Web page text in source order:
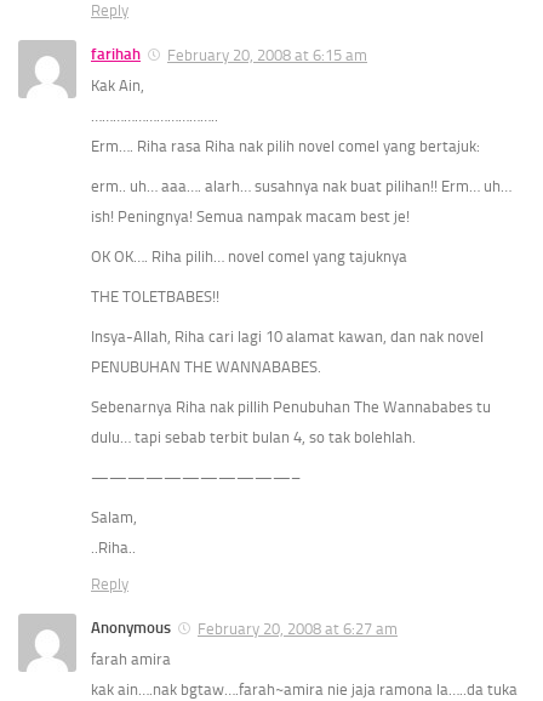
Reply
farihah
February 20, 2008 at 6:15 am
Kak Ain,
……………………………..
Erm…. Riha rasa Riha nak pilih novel comel yang bertajuk:
erm.. uh… aaa…. alarh… susahnya nak buat pilihan!! Erm… uh…
ish! Peningnya! Semua nampak macam best je!
OK OK…. Riha pilih… novel comel yang tajuknya
THE TOLETBABES!!
Insya-Allah, Riha cari lagi 10 alamat kawan, dan nak novel
PENUBUHAN THE WANNABABES.
Sebenarnya Riha nak pillih Penubuhan The Wannababes tu
dulu… tapi sebab terbit bulan 4, so tak bolehlah.
———————————–
Salam,
..Riha..
Reply
Anonymous
February 20, 2008 at 6:27 am
farah amira
kak ain….nak bgtaw….farah~amira nie jaja ramona la…..da tuka